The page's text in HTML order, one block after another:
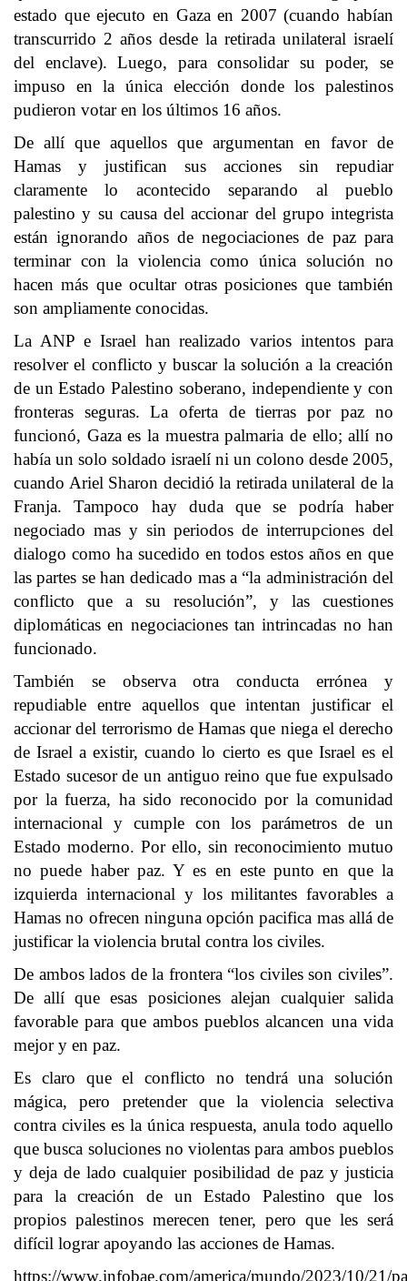
estado que ejecuto en Gaza en 2007 (cuando habían
transcurrido 2 años desde la retirada unilateral israelí
del enclave). Luego, para consolidar su poder, se
impuso en la única elección donde los palestinos
pudieron votar en los últimos 16 años.
De allí que aquellos que argumentan en favor de
Hamas y justifican sus acciones sin repudiar
claramente lo acontecido separando al pueblo
palestino y su causa del accionar del grupo integrista
están ignorando años de negociaciones de paz para
terminar con la violencia como única solución no
hacen más que ocultar otras posiciones que también
son ampliamente conocidas.
La ANP e Israel han realizado varios intentos para
resolver el conflicto y buscar la solución a la creación
de un Estado Palestino soberano, independiente y con
fronteras seguras. La oferta de tierras por paz no
funcionó, Gaza es la muestra palmaria de ello; allí no
había un solo soldado israelí ni un colono desde 2005,
cuando Ariel Sharon decidió la retirada unilateral de la
Franja. Tampoco hay duda que se podría haber
negociado mas y sin periodos de interrupciones del
dialogo como ha sucedido en todos estos años en que
las partes se han dedicado mas a “la administración del
conflicto que a su resolución”, y las cuestiones
diplomáticas en negociaciones tan intrincadas no han
funcionado.
También se observa otra conducta errónea y
repudiable entre aquellos que intentan justificar el
accionar del terrorismo de Hamas que niega el derecho
de Israel a existir, cuando lo cierto es que Israel es el
Estado sucesor de un antiguo reino que fue expulsado
por la fuerza, ha sido reconocido por la comunidad
internacional y cumple con los parámetros de un
Estado moderno. Por ello, sin reconocimiento mutuo
no puede haber paz. Y es en este punto en que la
izquierda internacional y los militantes favorables a
Hamas no ofrecen ninguna opción pacifica mas allá de
justificar la violencia brutal contra los civiles.
De ambos lados de la frontera “los civiles son civiles”.
De allí que esas posiciones alejan cualquier salida
favorable para que ambos pueblos alcancen una vida
mejor y en paz.
Es claro que el conflicto no tendrá una solución
mágica, pero pretender que la violencia selectiva
contra civiles es la única respuesta, anula todo aquello
que busca soluciones no violentas para ambos pueblos
y deja de lado cualquier posibilidad de paz y justicia
para la creación de un Estado Palestino que los
propios palestinos merecen tener, pero que les será
difícil lograr apoyando las acciones de Hamas.
https://www.infobae.com/america/mundo/2023/10/21/